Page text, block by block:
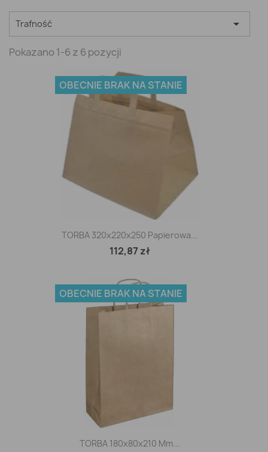
Trafność 
Pokazano 1-6 z 6 pozycji
TORBA 320x220x250 Papierowa...
112,87 zł
OBECNIE BRAK NA STANIE
TORBA 180x80x210 Mm...
OBECNIE BRAK NA STANIE